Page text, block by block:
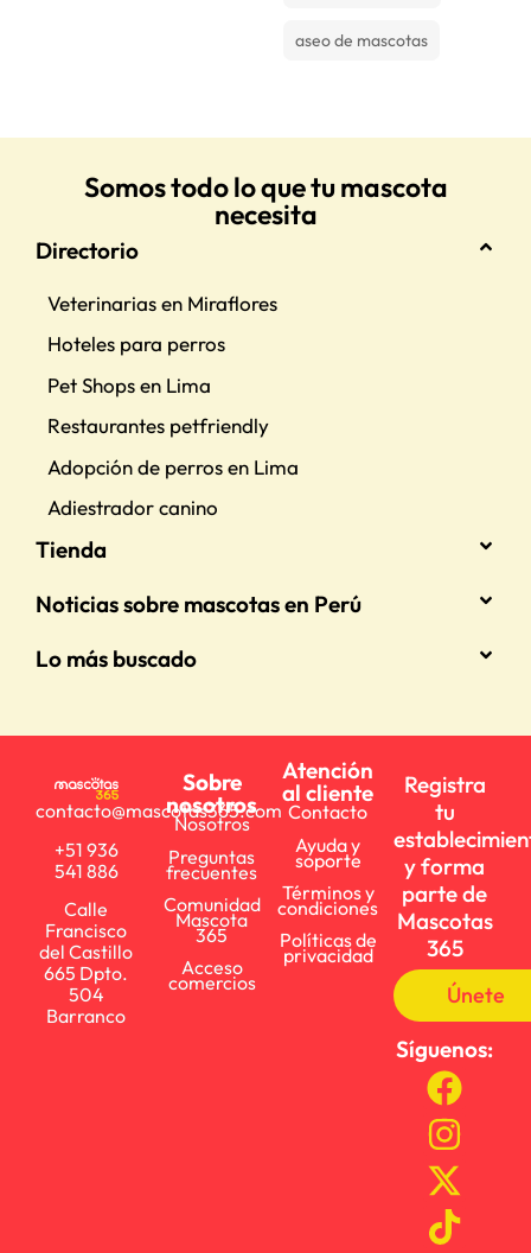
aseo de mascotas
Somos todo lo que tu mascota
necesita
Directorio
Veterinarias en Miraflores
Hoteles para perros
Pet Shops en Lima
Restaurantes petfriendly
Adopción de perros en Lima
Adiestrador canino
Tienda
Noticias sobre mascotas en Perú
Lo más buscado
contacto@mascotas365.com
+51 936
541 886
Calle
Francisco
del Castillo
665 Dpto.
504
Barranco
Sobre
nosotros
Nosotros
Preguntas
frecuentes
Comunidad
Mascota
365
Acceso
comercios
Atención
al cliente
Contacto
Ayuda y
soporte
Términos y
condiciones
Políticas de
privacidad
Registra
tu
y forma
parte de
Mascotas
365
Únete
Síguenos: